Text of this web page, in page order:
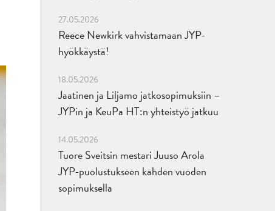
27.05.2026
Reece Newkirk vahvistamaan JYP-
hyökkäystä!
18.05.2026
Jaatinen ja Liljamo jatkosopimuksiin –
JYPin ja KeuPa HT:n yhteistyö jatkuu
14.05.2026
Tuore Sveitsin mestari Juuso Arola
JYP-puolustukseen kahden vuoden
sopimuksella